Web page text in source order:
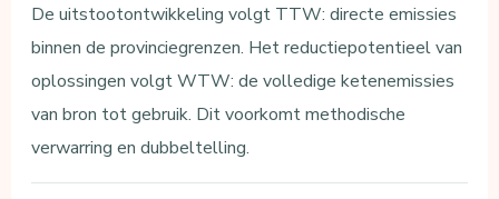
De uitstootontwikkeling volgt TTW: directe emissies
binnen de provinciegrenzen. Het reductiepotentieel van
oplossingen volgt WTW: de volledige ketenemissies
van bron tot gebruik. Dit voorkomt methodische
verwarring en dubbeltelling.